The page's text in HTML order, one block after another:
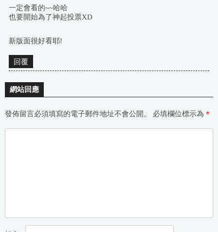
一定會看的~~哈哈
也要開始為了神起投票XD
新版面很好看耶!
回覆
網站回應
發佈留言必須填寫的電子郵件地址不會公開。 必填欄位標示為 *